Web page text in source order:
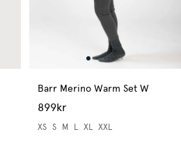
Barr Merino Warm Set W
899kr
XS S M L XL XXL